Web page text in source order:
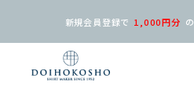
新規会員登録で 1,000円分 の